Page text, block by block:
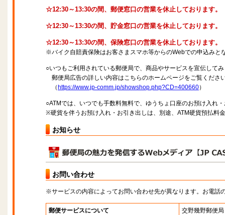
☆12:30～13:30の間、郵便窓口の営業を休止しております。
☆12:30～13:30の間、貯金窓口の営業を休止しております。
☆12:30～13:30の間、保険窓口の営業を休止しております。
※バイク自賠責保険はお客さまスマホ等からのWebでの申込みと
○いつもご利用されている郵便局で、商品やサービスを宣伝して
郵便局広告の詳しい内容はこちらのホームページをご覧くださ
（ https://www.jp-comm.jp/showshop.php?CD=400660）
○ATMでは、いつでも手数料無料で、ゆうちょ口座のお預け入れ
※硬貨を伴うお預け入れ・お引き出しは、別途、ATM硬貨預払料
お知らせ
お問い合わせ
※サービスの内容によってお問い合わせ先が異なります。お電話
郵便サービスについて 交野幾野郵便局